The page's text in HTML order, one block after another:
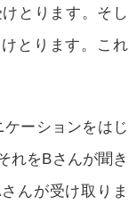
とります。そし
とります。これ
ーションをはじ
れをBさんが聞き
んが受け取りま